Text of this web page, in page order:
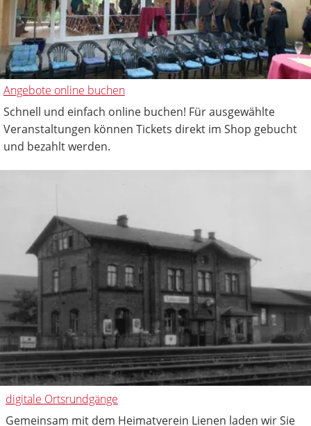
Angebote online buchen
Schnell und einfach online buchen! Für ausgewählte
Veranstaltungen können Tickets direkt im Shop gebucht
und bezahlt werden.
digitale Ortsrundgänge
Gemeinsam mit dem Heimatverein Lienen laden wir Sie